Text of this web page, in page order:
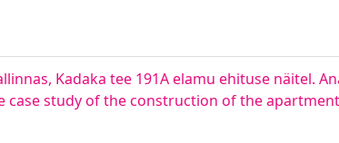
Kadaka tee 191A elamu ehituse näitel.
study of the construction of the apartment